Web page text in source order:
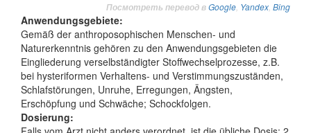
Посмотреть перевод вGoogle Yandex Bing
Anwendungsgebiete:
Gemäß der anthroposophischen Menschen- und
Naturerkenntnis gehören zu den Anwendungsgebieten die
Eingliederung verselbständigter Stoffwechselprozesse, z.B.
bei hysteriformen Verhaltens- und Verstimmungszuständen,
Schlafstörungen, Unruhe, Erregungen, Ängsten,
Erschöpfung und Schwäche; Schockfolgen.
Dosierung: